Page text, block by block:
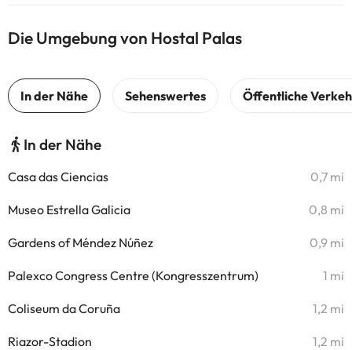
Die Umgebung von Hostal Palas
In der Nähe
Casa das Ciencias 0,7 mi
Museo Estrella Galicia 0,8 mi
Gardens of Méndez Núñez 0,9 mi
Palexco Congress Centre (Kongresszentrum) 1 mi
Coliseum da Coruña 1,2 mi
Riazor-Stadion 1,2 mi